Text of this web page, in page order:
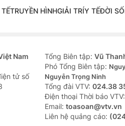
TRUYỀN HÌNHGIẢI TRÍY TẾĐỜI
Nam
tử số
Tổng Biên tập: Vũ
Phó Tổng Biên tập:
Nguyễn Trọng Ninh
Tổng đài VTV: 024.38
Ðiện thoại Thời báo VTV:
Email: toasoan@vtv.vn
Liên hệ quảng cáo: